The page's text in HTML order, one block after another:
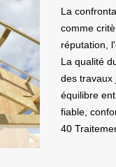
La
comme
réputation,
La qualité
des travaux
équilibre
fiable,
40